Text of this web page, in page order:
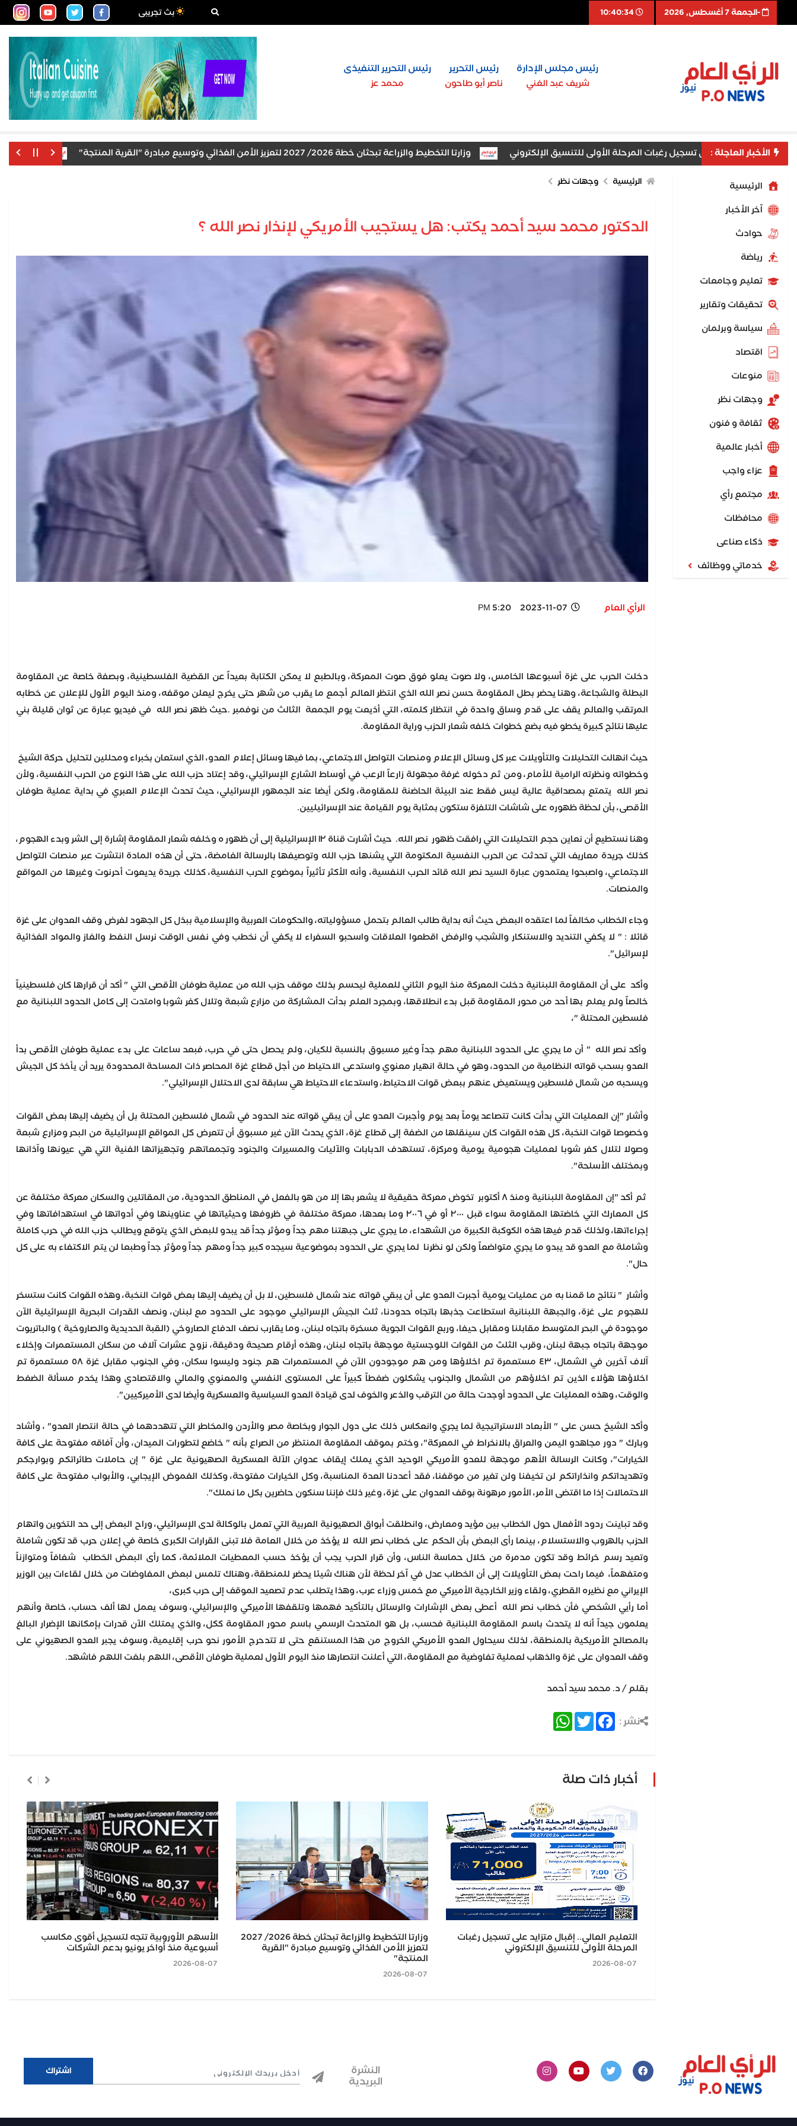
-الجمعة 7 أغسطس, 2026 10:40:35 بث تجريبى
رئيس مجلس الإدارة
شريف عبد الغني
رئيس التحرير
ناصر أبو طاحون
رئيس التحرير التنفيذى
محمد عز
الأخبار العاجلة :
إقبال متزايد على تسجيل رغبات المرحلة الأولى للتنسيق الإلكتروني وزارتا التخطيط والزراعة تبحثان خطة 2026/ 2027 لتعزيز الأمن الغذائي وتوسيع مبادرة "القرية المنتجة" الأسهم
الرئيسية
اّخر الأخبار
حوادث
رياضة
تعليم وجامعات
تحقيقات وتقارير
سياسة وبرلمان
اقتصاد
منوعات
وجهات نظر
ثقافة و فنون
أخبار عالمية
عزاء واجب
مجتمع رأي
محافظات
ذكاء صناعى
خدماتي ووظائف
الرئيسية وجهات نظر
الدكتور محمد سيد أحمد يكتب: هل يستجيب الأمريكي لإنذار نصر الله ؟
الرأي العام 2023-11-07 5:20 PM
دخلت الحرب على غزة أسبوعها الخامس، ولا صوت يعلو فوق صوت المعركة، وبالطبع لا يمكن الكتابة بعيداً عن القضية الفلسطينية، وبصفة خاصة عن المقاومة
البطلة والشجاعة، وهنا يحضر بطل المقاومة حسن نصر الله الذي انتظر العالم أجمع ما يقرب من شهر حتى يخرج ليعلن موقفه، ومنذ اليوم الأول للإعلان عن خطابه
المرتقب والعالم يقف على قدم وساق واحدة في انتظار كلمته، التي أذيعت يوم الجمعة الثالث من نوفمبر .حيث ظهر نصر الله في فيديو عبارة عن ثوان قليلة بني
عليها نتائج كبيرة يخطو فيه بضع خطوات خلفه شعار الحزب وراية المقاومة.
حيث انهالت التحليلات والتأويلات عبر كل وسائل الإعلام ومنصات التواصل الاجتماعي، بما فيها وسائل إعلام العدو، الذي استعان بخبراء ومحللين لتحليل حركة الشيخ
وخطواته ونظرته الرامية للأمام، ومن ثم دخوله غرفة مجهولة زارعاً الرعب في أوساط الشارع الإسرائيلي، وقد إعتاد حزب الله على هذا النوع من الحرب النفسية، ولأن
نصر الله يتمتع بمصداقية عالية ليس فقط عند البيئة الحاضنة للمقاومة، ولكن أيضا عند الجمهور الإسرائيلي، حيث تحدث الإعلام العبري في بداية عملية طوفان
الأقصى، بأن لحظة ظهوره على شاشات التلفزة ستكون بمثابة يوم القيامة عند الإسرائيليين.
وهنا نستطيع أن نعاين حجم التحليلات التي رافقت ظهور نصر الله. حيث أشارت قناة ١٢ الإسرائيلية إلى أن ظهور ه وخلفه شعار المقاومة إشارة إلى الشر وبدء الهجوم،
كذلك جريدة معاريف التي تحدثت عن الحرب النفسية المكتومة التي يشنها حزب الله وتوصيفها بالرسالة الغامضة، حتى أن هذه المادة انتشرت عبر منصات التواصل
الاجتماعي، واصبحوا يعتمدون عبارة السيد نصر الله قائد الحرب النفسية، وأنه الأكثر تأثيراً بموضوع الحرب النفسية، كذلك جريدة يديعوت أحرنوت وغيرها من المواقع
والمنصات.
وجاء الخطاب مخالفاً لما اعتقده البعض حيث أنه بداية طالب العالم بتحمل مسؤولياته، والحكومات العربية والإسلامية ببذل كل الجهود لفرض وقف العدوان على غزة
قائلا : " لا يكفي التنديد والاستنكار والشجب والرفض اقطعوا العلاقات واسحبو السفراء لا يكفي أن نخطب وفي نفس الوقت نرسل النفط والغاز والمواد الغذائية
لإسرائيل".
وأكد على أن المقاومة اللبنانية دخلت المعركة منذ اليوم الثاني للعملية ليحسم بذلك موقف حزب الله من عملية طوفان الأقصى التي " أكد أن قرارها كان فلسطينياً
خالصاً ولم يعلم بها أحد من محور المقاومة قبل بدء انطلاقها، وبمجرد العلم بدأت المشاركة من مزارع شبعة وتلال كفر شوبا وامتدت إلى كامل الحدود اللبنانية مع
فلسطين المحتلة "،
وأكد نصر الله " أن ما يجري على الحدود اللبنانية مهم جداً وغير مسبوق بالنسبة للكيان، ولم يحصل حتى في حرب، فبعد ساعات على بدء عملية طوفان الأقصى بدأ
العدو بسحب قواته النظامية من الحدود، وهو في حالة انهيار معنوي واستدعى الاحتياط من أجل قطاع غزة المحاصر ذات المساحة المحدودة يريد أن يأخذ كل الجيش
ويسحبه من شمال فلسطين ويستعيض عنهم ببعض قوات الاحتياط، واستدعاء الاحتياط هي سابقة لدى الاحتلال الإسرائيلي".
وأشار "إن العمليات التي بدأت كانت تتصاعد يوماً بعد يوم وأجبرت العدو على أن يبقي قواته عند الحدود في شمال فلسطين المحتلة بل أن يضيف إليها بعض القوات
وخصوصا قوات النخبة، كل هذه القوات كان سينقلها من الضفة إلى قطاع غزة، الذي يحدث الآن غير مسبوق أن تتعرض كل المواقع الإسرائيلية من البحر ومزارع شبعة
وصولا لتلال كفر شوبا لعمليات هجومية يومية ومركزة، تستهدف الدبابات والآليات والمسيرات والجنود وتجمعاتهم وتجهيزاتها الفنية التي هي عيونها وآذانها
وبمختلف الأسلحة".
ثم أكد "إن المقاومة اللبنانية ومنذ ٨ أكتوبر تخوض معركة حقيقية لا يشعر بها إلا من هو بالفعل في المناطق الحدودية، من المقاتلين والسكان معركة مختلفة عن
كل المعارك التي خاضتها المقاومة سواء قبل ٢٠٠٠ أو في ٢٠٠٦ وما بعدها، معركة مختلفة في ظروفها وحيثياتها في عناوينها وفي أدواتها في استهدافاتها وفي
إجراءاتها، ولذلك قدم فيها هذه الكوكبة الكبيرة من الشهداء، ما يجري على جبهتنا مهم جداً ومؤثر جداً قد يبدو للبعض الذي يتوقع ويطالب حزب الله في حرب كاملة
وشاملة مع العدو قد يبدو ما يجري متواضعاً ولكن لو نظرنا لما يجري على الحدود بموضوعية سيجده كبير جداً ومهم جداً ومؤثر جداً وطبعا لن يتم الاكتفاء به على كل
حال".
وأشار " نتائج ما قمنا به من عمليات يومية أجبرت العدو على أن يبقي قواته عند شمال فلسطين، لا بل أن يضيف إليها بعض قوات النخبة، وهذه القوات كانت ستسخر
للهجوم على غزة، والجبهة اللبنانية استطاعت جذبها باتجاه حدودنا، ثلث الجيش الإسرائيلي موجود على الحدود مع لبنان، ونصف القدرات البحرية الإسرائيلية الآن
موجودة في البحر المتوسط مقابلنا ومقابل حيفا، وربع القوات الجوية مسخرة باتجاه لبنان، وما يقارب نصف الدفاع الصاروخي (القبة الحديدية والصاروخية ) والباتريوت
موجهة باتجاه جبهة لبنان، وقرب الثلث من القوات اللوجستية موجهة باتجاه لبنان، وهذه أرقام صحيحة ودقيقة، نزوح عشرات آلاف من سكان المستعمرات وإخلاء
آلاف آخرين في الشمال، ٤٣ مستعمرة تم اخلاؤها ومن هم موجودون الآن في المستعمرات هم جنود وليسوا سكان، وفي الجنوب مقابل غزة ٥٨ مستعمرة تم
اخلاؤها هؤلاء الذين تم اخلاؤهم من الشمال والجنوب يشكلون ضغطاً كبيراً على المستوى النفسي والمعنوي والمالي والاقتصادي وهذا يخدم مسألة الضغط
والوقت، وهذه العمليات على الحدود أوجدت حالة من الترقب والذعر والخوف لدى قيادة العدو السياسية والعسكرية وأيضا لدى الأميركيين".
وأكد الشيخ حسن على " الأبعاد الاستراتيجية لما يجري وانعكاس ذلك على دول الجوار وبخاصة مصر والأردن والمخاطر التي تتهددهما في حالة انتصار العدو" ، وأشاد
وبارك " دور مجاهدو اليمن والعراق بالانخراط في المعركة"، وختم بموقف المقاومة المنتظر من الصراع بأنه " خاضع لتطورات الميدان، وأن آفاقه مفتوحة على كافة
الخيارات"، وكانت الرسالة الأهم موجهة للعدو الأمريكي الوحيد الذي يملك إيقاف عدوان الآلة العسكرية الصهيونية على غزة " إن حاملات طائراتكم وبوارجكم
وتهديداتكم وانذاراتكم لن تخيفنا ولن تغير من موقفنا، فقد أعددنا العدة المناسبة، وكل الخيارات مفتوحة، وكذلك الغموض الإيجابي، والأبواب مفتوحة على كافة
الاحتمالات إذا ما اقتضى الأمر، الأمور مرهونة بوقف العدوان على غزة، وغير ذلك فإننا سنكون حاضرين بكل ما نملك".
وقد تباينت ردود الأفعال حول الخطاب بين مؤيد ومعارض، وانطلقت أبواق الصهيونية العربية التي تعمل بالوكالة لدى الإسرائيلي، وراح البعض إلى حد التخوين واتهام
الحزب بالهروب والاستسلام، بينما رأى البعض بأن الحكم على خطاب نصر الله لا يؤخذ من خلال العامة فلا تبنى القرارات الكبرى خاصة في إعلان حرب قد تكون شاملة
وتعيد رسم خرائط وقد تكون مدمرة من خلال حماسة الناس، وأن قرار الحرب يجب أن يؤخذ حسب المعطيات الملائمة، كما رأى البعض الخطاب شفافاً ومتوازناً
ومتفهماً، فيما راحت بعض التأويلات إلى أن الخطاب عدل في آخر لحظة لأن هناك شيئا يحضر للمنطقة، وهناك تلمس لبعض المفاوضات من خلال لقاءات بين الوزير
الإيراني مع نظيره القطري، ولقاء وزير الخارجية الأميركي مع خمس وزراء عرب، وهذا يتطلب عدم تصعيد الموقف إلى حرب كبرى،
أما رأيي الشخصي فأن خطاب نصر الله أعطى بعض الإشارات والرسائل بالتأكيد فهمها وتلقفها الأميركي والإسرائيلي، وسوف يعمل لها ألف حساب، خاصة وأنهم
يعلمون جيداً أنه لا يتحدث باسم المقاومة اللبنانية فحسب، بل هو المتحدث الرسمي باسم محور المقاومة ككل، والذي يمتلك الآن قدرات بإمكانها الإضرار البالغ
بالمصالح الأمريكية بالمنطقة، لذلك سيحاول العدو الأمريكي الخروج من هذا المستنقع حتى لا تتدحرج الأمور نحو حرب إقليمية، وسوف يجبر العدو الصهيوني على
وقف العدوان على غزة والذهاب لعملية تفاوضية مع المقاومة، التي أعلنت انتصارها منذ اليوم الأول لعملية طوفان الأقصى، اللهم بلغت اللهم فاشهد.
بقلم / د. محمد سيد أحمد
نشر : Facebook
Twitter
WhatsApp
أخبار ذات صلة
التعليم العالي.. إقبال متزايد على تسجيل رغبات
المرحلة الأولى للتنسيق الإلكتروني
وزارتا التخطيط والزراعة تبحثان خطة 2026/ 2027
لتعزيز الأمن الغذائي وتوسيع مبادرة "القرية
المنتجة"
2026-08-07
الأسهم الأوروبية تتجه لتسجيل أقوى مكاسب
أسبوعية منذ أواخر يونيو بدعم الشركات
النشرة
البريدية